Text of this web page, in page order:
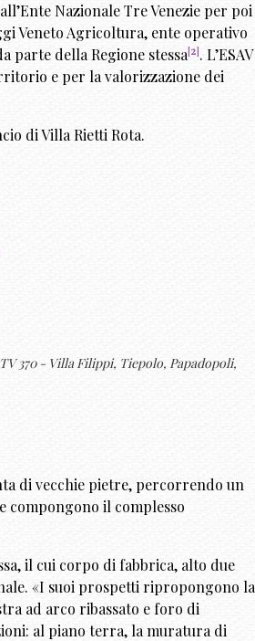
Nazionale Tre Venezie per poi
Veneto Agricoltura, ente operativo
parte della Regione stessa[2]. L’ESAV
e per la valorizzazione dei
di Villa Rietti Rota.
370 - Villa Filippi, Tiepolo, Papadopoli,
di vecchie pietre, percorrendo un
compongono il complesso
il cui corpo di fabbrica, alto due
«I suoi prospetti ripropongono la
ad arco ribassato e foro di
al piano terra, la muratura di